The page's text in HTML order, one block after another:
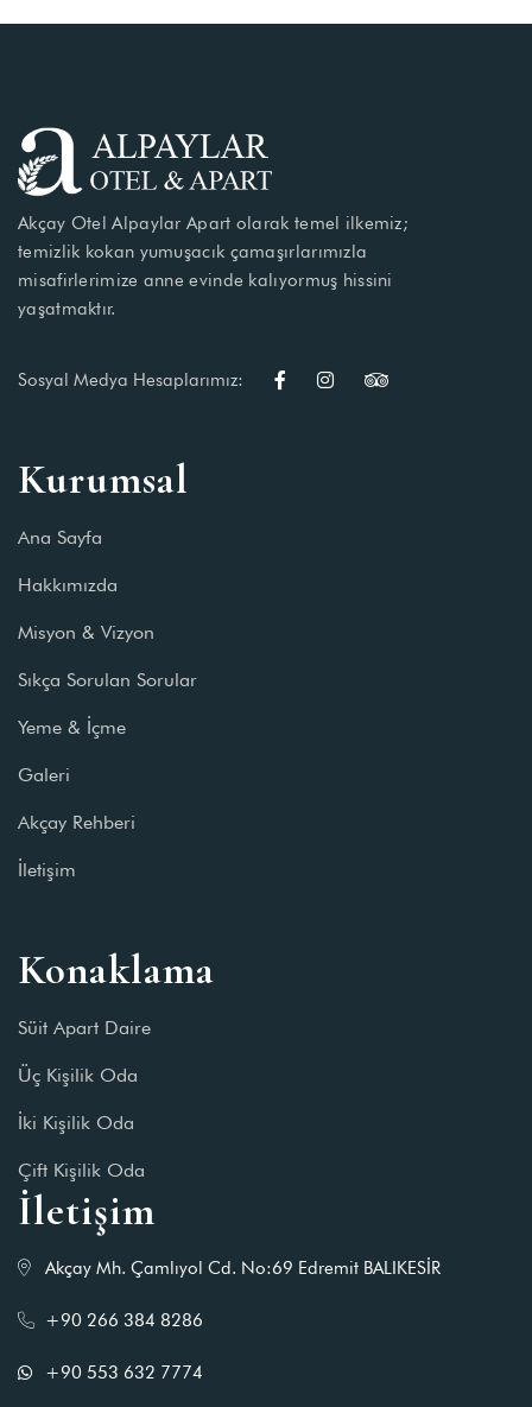
Akçay Otel Alpaylar Apart olarak temel ilkemiz;
temizlik kokan yumuşacık çamaşırlarımızla
misafirlerimize anne evinde kalıyormuş hissini
yaşatmaktır.
Sosyal Medya Hesaplarımız:
Kurumsal
Ana Sayfa
Hakkımızda
Misyon & Vizyon
Sıkça Sorulan Sorular
Yeme & İçme
Galeri
Akçay Rehberi
İletişim
Konaklama
Süit Apart Daire
Üç Kişilik Oda
İki Kişilik Oda
Çift Kişilik Oda
İletişim
Akçay Mh. Çamlıyol Cd. No:69 Edremit BALIKESİR
+90 266 384 8286
+90 553 632 7774